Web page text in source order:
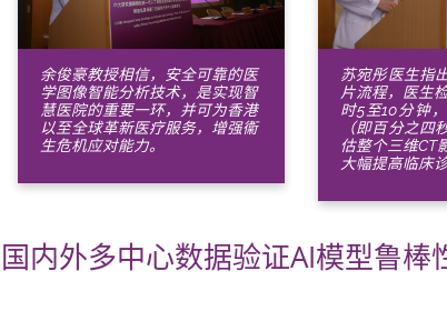
余俊豪教授相信，安全可靠的医
学图像智能分析技术，是实现智
慧医院的重要一环，并可为香港
以至全球革新医疗服务，增强衞
生危机应对能力。
苏宛彤医生指
片流程，医生
时5至10分钟
（即百分之四
估整个三维CT
大幅提高临床
国内外多中心数据验证AI模型鲁棒